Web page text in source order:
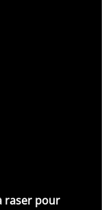
raser pour